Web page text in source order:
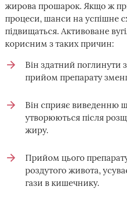
жирова прошарок. Якщо ж
процеси, шанси на успішне
підвищаться. Активоване
корисним з таких причин:
Він здатний поглинути
прийом препарату
Він сприяє виведенню
утворюються після
жиру.
Прийом цього
роздутого живота,
гази в кишечнику.